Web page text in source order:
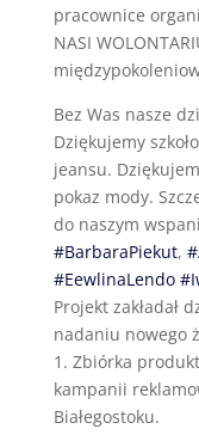
pracownice
NASI
Bez Was nasze
Dziękujemy
jeansu.
pokaz mody.
do naszym
#BarbaraPiekut,
#EewlinaLendo
Projekt zakładał
nadaniu nowego
1. Zbiórka
kampanii
Białegostoku.